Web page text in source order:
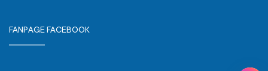
FANPAGE FACEBOOK